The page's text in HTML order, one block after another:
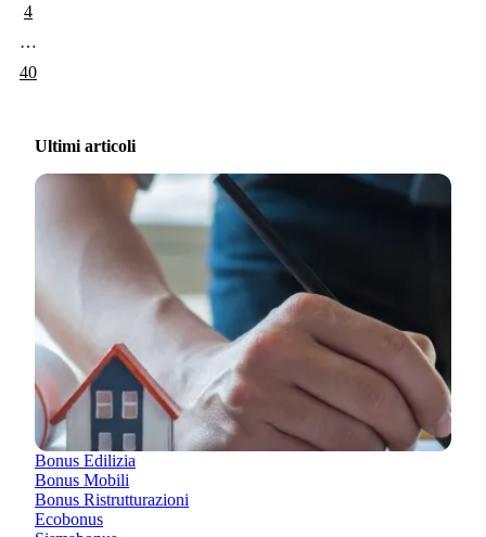
4
…
40
Ultimi articoli
Bonus Edilizia
Bonus Mobili
Bonus Ristrutturazioni
Ecobonus